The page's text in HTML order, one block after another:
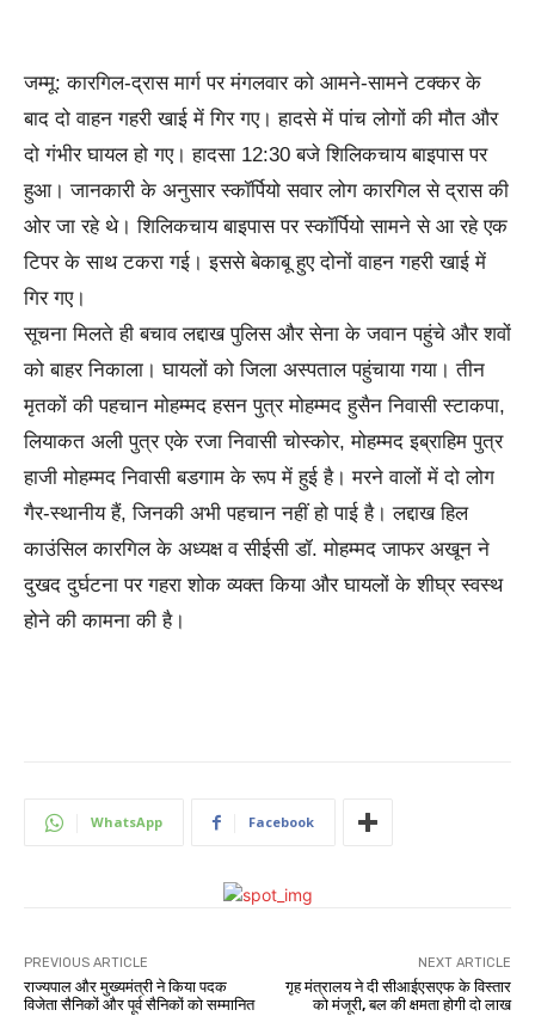
जम्मू: कारगिल-द्रास मार्ग पर मंगलवार को आमने-सामने टक्कर के
बाद दो वाहन गहरी खाई में गिर गए। हादसे में पांच लोगों की मौत और
दो गंभीर घायल हो गए। हादसा 12:30 बजे शिलिकचाय बाइपास पर
हुआ। जानकारी के अनुसार स्कॉर्पियो सवार लोग कारगिल से द्रास की
ओर जा रहे थे। शिलिकचाय बाइपास पर स्कॉर्पियो सामने से आ रहे एक
टिपर के साथ टकरा गई। इससे बेकाबू हुए दोनों वाहन गहरी खाई में
गिर गए।
सूचना मिलते ही बचाव लद्दाख पुलिस और सेना के जवान पहुंचे और शवों
को बाहर निकाला। घायलों को जिला अस्पताल पहुंचाया गया। तीन
मृतकों की पहचान मोहम्मद हसन पुत्र मोहम्मद हुसैन निवासी स्टाकपा,
लियाकत अली पुत्र एके रजा निवासी चोस्कोर, मोहम्मद इब्राहिम पुत्र
हाजी मोहम्मद निवासी बडगाम के रूप में हुई है। मरने वालों में दो लोग
गैर-स्थानीय हैं, जिनकी अभी पहचान नहीं हो पाई है। लद्दाख हिल
काउंसिल कारगिल के अध्यक्ष व सीईसी डॉ. मोहम्मद जाफर अखून ने
दुखद दुर्घटना पर गहरा शोक व्यक्त किया और घायलों के शीघ्र स्वस्थ
होने की कामना की है।
WhatsApp Facebook
PREVIOUS ARTICLE
राज्यपाल और मुख्यमंत्री ने किया पदक
विजेता सैनिकों और पूर्व सैनिकों को सम्मानित
NEXT ARTICLE
गृह मंत्रालय ने दी सीआईएसएफ के विस्तार
को मंजूरी, बल की क्षमता होगी दो लाख